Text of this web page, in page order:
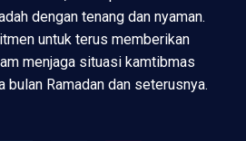
dengan tenang dan nyaman.
untuk terus memberikan
menjaga situasi kamtibmas
Ramadan dan seterusnya.